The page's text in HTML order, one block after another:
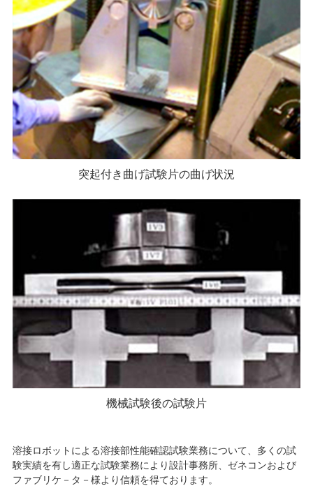
突起付き曲げ試験片の曲げ状況
機械試験後の試験片
溶接ロボットによる溶接部性能確認試験業務について、多くの試
験実績を有し適正な試験業務により設計事務所、ゼネコンおよび
ファブリケ－タ－様より信頼を得ております。